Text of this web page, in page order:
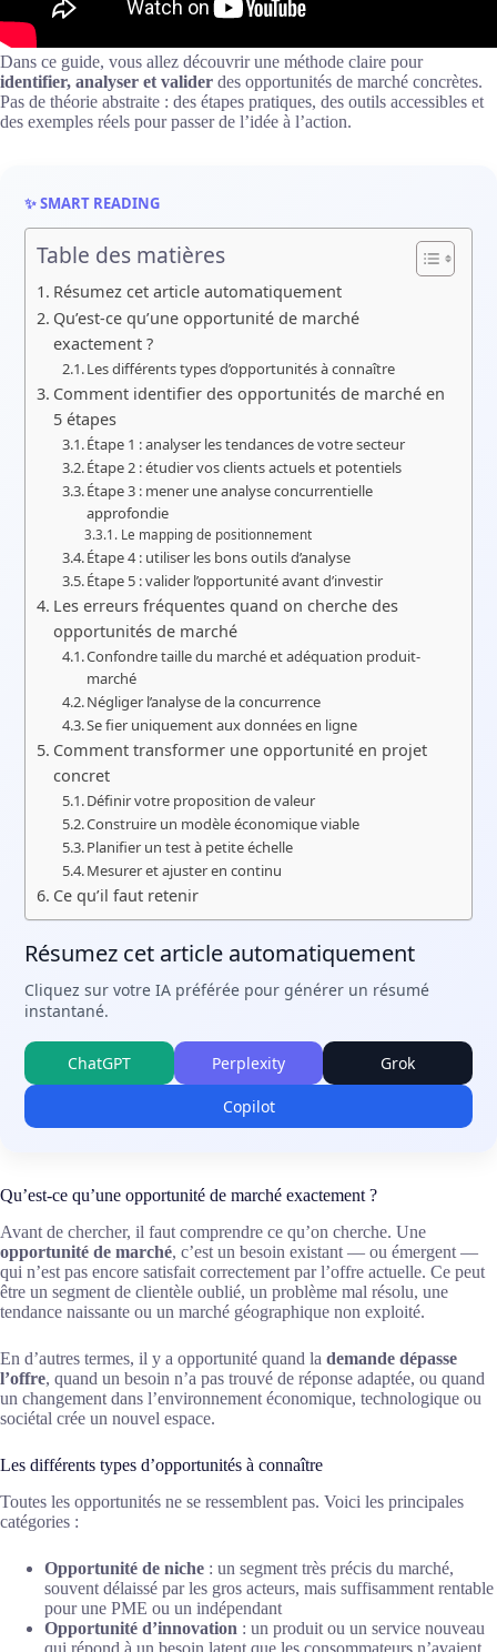
Dans ce guide, vous allez découvrir une méthode claire pour
identifier, analyser et valider des opportunités de marché concrètes.
Pas de théorie abstraite : des étapes pratiques, des outils accessibles et
des exemples réels pour passer de l’idée à l’action.
✨ SMART READING
Table des matières
Résumez cet article automatiquement
Qu’est-ce qu’une opportunité de marché
exactement ?
Les différents types d’opportunités à connaître
Comment identifier des opportunités de marché en
5 étapes
Étape 1 : analyser les tendances de votre secteur
Étape 2 : étudier vos clients actuels et potentiels
Étape 3 : mener une analyse concurrentielle
approfondie
Le mapping de positionnement
Étape 4 : utiliser les bons outils d’analyse
Étape 5 : valider l’opportunité avant d’investir
Les erreurs fréquentes quand on cherche des
opportunités de marché
Confondre taille du marché et adéquation produit-
marché
Négliger l’analyse de la concurrence
Se fier uniquement aux données en ligne
Comment transformer une opportunité en projet
concret
Définir votre proposition de valeur
Construire un modèle économique viable
Planifier un test à petite échelle
Mesurer et ajuster en continu
Ce qu’il faut retenir
Résumez cet article automatiquement
Cliquez sur votre IA préférée pour générer un résumé
instantané.
ChatGPT Perplexity Grok
Copilot
Qu’est-ce qu’une opportunité de marché exactement ?
Avant de chercher, il faut comprendre ce qu’on cherche. Une
opportunité de marché, c’est un besoin existant — ou émergent —
qui n’est pas encore satisfait correctement par l’offre actuelle. Ce peut
être un segment de clientèle oublié, un problème mal résolu, une
tendance naissante ou un marché géographique non exploité.
En d’autres termes, il y a opportunité quand la demande dépasse
l’offre, quand un besoin n’a pas trouvé de réponse adaptée, ou quand
un changement dans l’environnement économique, technologique ou
sociétal crée un nouvel espace.
Les différents types d’opportunités à connaître
Toutes les opportunités ne se ressemblent pas. Voici les principales
catégories :
Opportunité de niche : un segment très précis du marché,
souvent délaissé par les gros acteurs, mais suffisamment rentable
pour une PME ou un indépendant
Opportunité d’innovation : un produit ou un service nouveau
qui répond à un besoin latent que les consommateurs n’avaient